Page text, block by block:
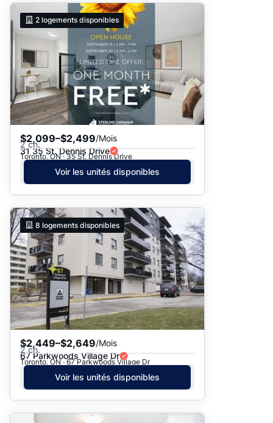
2 logements disponibles
$2,099–$2,499/Mois
2 ch.
31 35 St. Dennis Drive
Toronto, ON · 35 St. Dennis Drive
Voir les unités disponibles
8 logements disponibles
$2,449–$2,649/Mois
2 ch.
67 Parkwoods Village Dr
Toronto, ON · 67 Parkwoods Village Dr
Voir les unités disponibles